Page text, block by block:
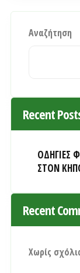
Αναζήτηση
Recent
ΟΔΗΓΙΕΣ
ΣΤΟΝ
Recent
Χωρίς